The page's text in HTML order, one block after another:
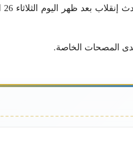
المصحات الخاصة.